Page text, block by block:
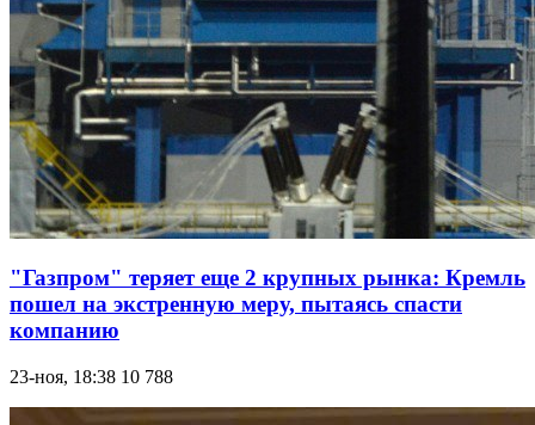
"Газпром" теряет еще 2 крупных рынка: Кремль
пошел на экстренную меру, пытаясь спасти
компанию
23-ноя, 18:38 10 788